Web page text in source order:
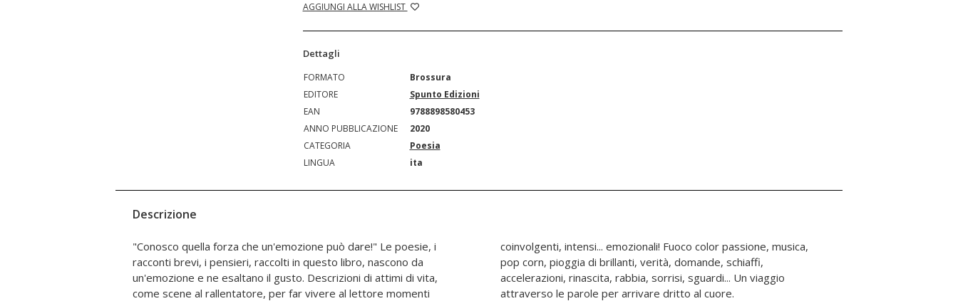
AGGIUNGI ALLA WISHLIST
Dettagli
FORMATO
Brossura
EDITORE
Spunto Edizioni
EAN
9788898580453
ANNO PUBBLICAZIONE
2020
CATEGORIA
Poesia
LINGUA
ita
Descrizione
"Conosco quella forza che un'emozione può dare!" Le poesie, i
racconti brevi, i pensieri, raccolti in questo libro, nascono da
un'emozione e ne esaltano il gusto. Descrizioni di attimi di vita,
come scene al rallentatore, per far vivere al lettore momenti
coinvolgenti, intensi... emozionali! Fuoco color passione, musica,
pop corn, pioggia di brillanti, verità, domande, schiaffi,
accelerazioni, rinascita, rabbia, sorrisi, sguardi... Un viaggio
attraverso le parole per arrivare dritto al cuore.